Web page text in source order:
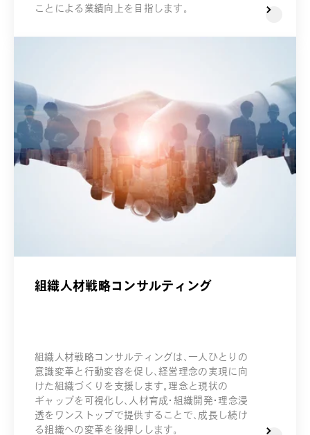
ことによる業績向上を目指します。
組織人材戦略コンサルティング
組織人材戦略コンサルティングは、一人ひとりの
意識変革と行動変容を促し、経営理念の実現に向
けた組織づくりを支援します。理念と現状の
ギャップを可視化し、人材育成・組織開発・理念浸
透をワンストップで提供することで、成長し続け
る組織への変革を後押しします。